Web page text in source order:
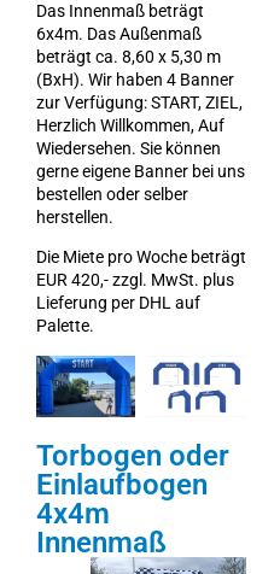
Das Innenmaß beträgt
6x4m. Das Außenmaß
beträgt ca. 8,60 x 5,30 m
(BxH). Wir haben 4 Banner
zur Verfügung: START, ZIEL,
Herzlich Willkommen, Auf
Wiedersehen. Sie können
gerne eigene Banner bei uns
bestellen oder selber
herstellen.
Die Miete pro Woche beträgt
EUR 420,- zzgl. MwSt. plus
Lieferung per DHL auf
Palette.
Torbogen oder
Einlaufbogen
4x4m
Innenmaß